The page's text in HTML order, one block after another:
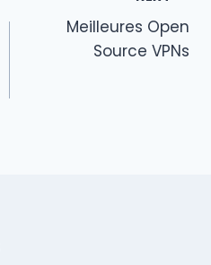
Meilleures Open
Source VPNs